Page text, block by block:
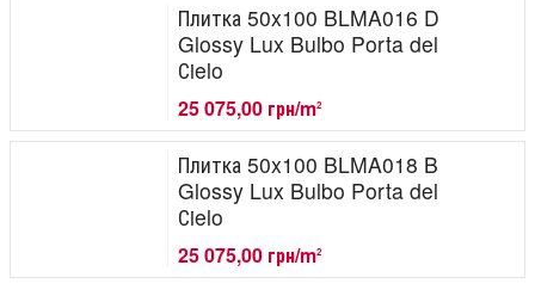
Плитка 50x100 BLMA016 D
Glossy Lux Bulbo Porta del
Сielo
25 075,00 грн/m2
Плитка 50x100 BLMA018 B
Glossy Lux Bulbo Porta del
Сielo
25 075,00 грн/m2